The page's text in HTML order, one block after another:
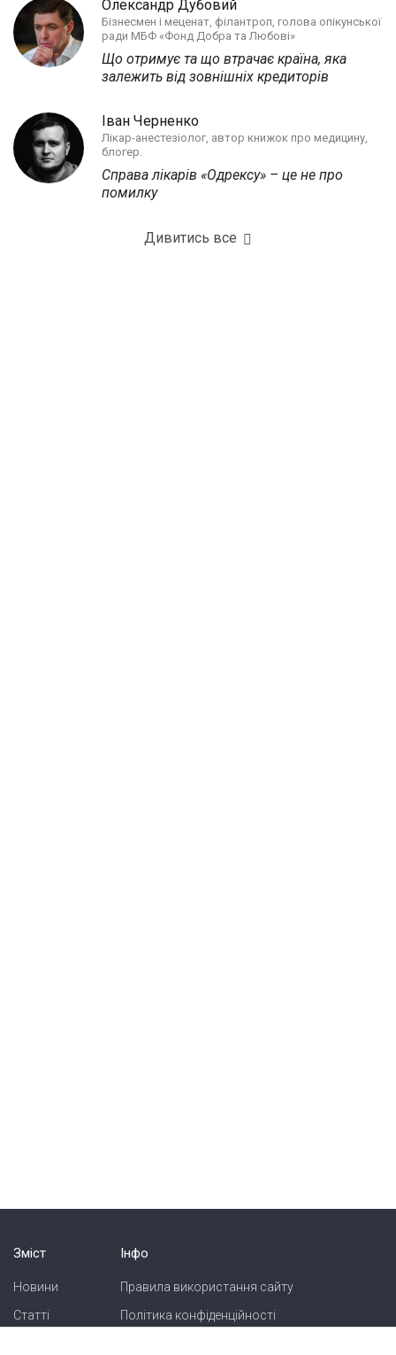
Олександр Дубовий
Бізнесмен і меценат, філантроп, голова опікунської
ради МБФ «Фонд Добра та Любові»
Що отримує та що втрачає країна, яка
залежить від зовнішніх кредиторів
Іван Черненко
Лікар-анестезіолог, автор книжок про медицину,
блогер.
Справа лікарів «Одрексу» – це не про
помилку
Дивитись все
Зміст
Новини
Статті
Інфо
Правила використання сайту
Політика конфіденційності